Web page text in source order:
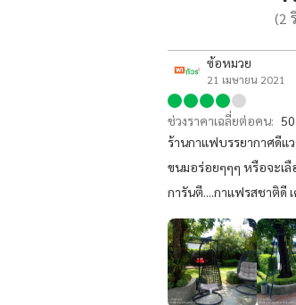
(2
ซ้อหมวย
21 เมษายน 2021
ช่วงราคาเฉลี่ยต่อคน:
ร้านกาแฟบรรยากาศดีแ
ขนมอร่อยๆๆๆ หรือจะเ
การันตี....กาแฟรสชาติดี